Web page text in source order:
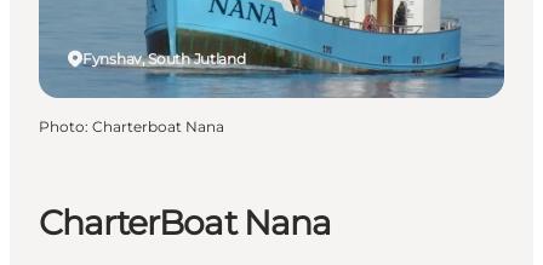
CharterBoat Nana
Fynshav, South Jutland
Photo: Charterboat Nana